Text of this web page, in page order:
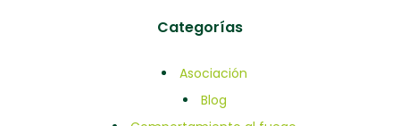
Categorías
Asociación
Blog